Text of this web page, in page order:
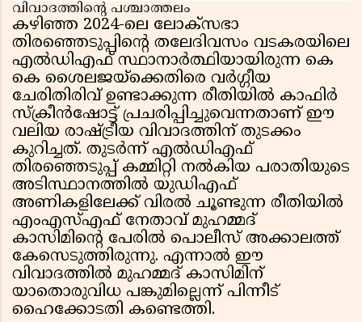
വിവാദത്തിന്റെ പശ്ചാത്തലം
കഴിഞ്ഞ 2024-ലെ ലോക്സഭാ
തിരഞ്ഞെടുപ്പിന്റെ തലേദിവസം വടകരയിലെ
എൽഡിഎഫ് സ്ഥാനാർത്ഥിയായിരുന്ന കെ
കെ ശൈലജയ്ക്കെതിരെ വർഗ്ഗീയ
ചേരിതിരിവ് ഉണ്ടാക്കുന്ന രീതിയിൽ കാഫിർ
സ്ക്രീൻഷോട്ട് പ്രചരിപ്പിച്ചുവെന്നതാണ് ഈ
വലിയ രാഷ്ട്രീയ വിവാദത്തിന് തുടക്കം
കുറിച്ചത്. തുടർന്ന് എൽഡിഎഫ്
തിരഞ്ഞെടുപ്പ് കമ്മിറ്റി നൽകിയ പരാതിയുടെ
അടിസ്ഥാനത്തിൽ യുഡിഎഫ്
അണികളിലേക്ക് വിരൽ ചൂണ്ടുന്ന രീതിയിൽ
എംഎസ്എഫ് നേതാവ് മുഹമ്മദ്
കാസിമിന്റെ പേരിൽ പൊലീസ് അക്കാലത്ത്
കേസെടുത്തിരുന്നു. എന്നാൽ ഈ
വിവാദത്തിൽ മുഹമ്മദ് കാസിമിന്
യാതൊരുവിധ പങ്കുമില്ലെന്ന് പിന്നീട്
ഹൈക്കോടതി കണ്ടെത്തി.